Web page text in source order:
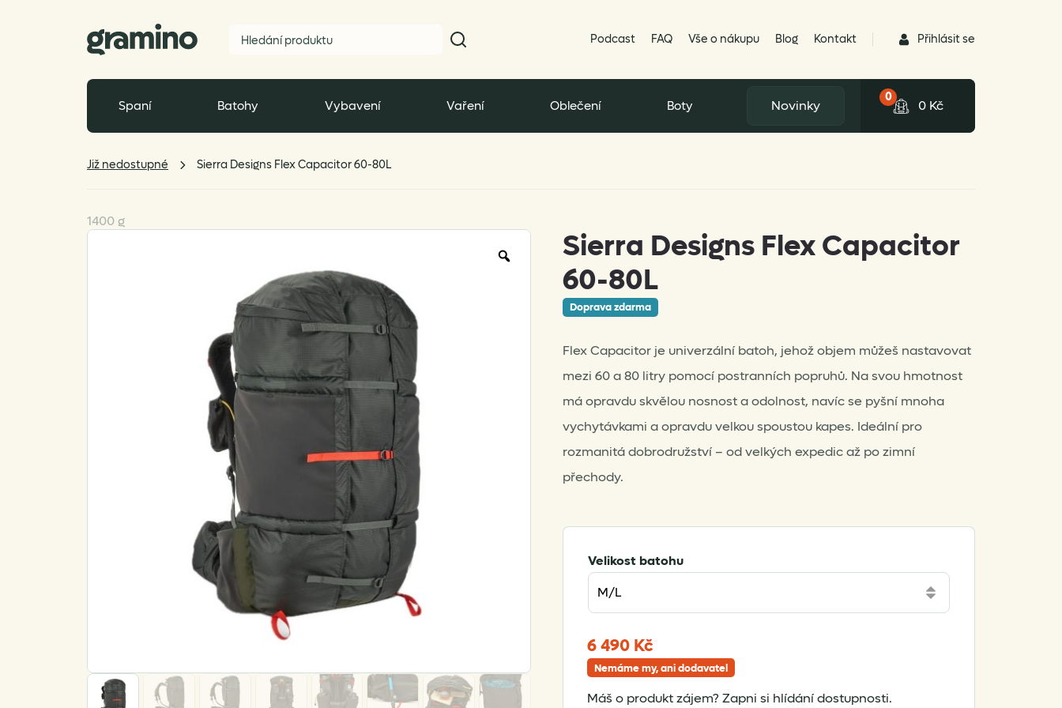
Podcast FAQ Vše o nákupu Blog Kontakt Přihlásit se
Spaní Batohy Vybavení Vaření Oblečení Boty Novinky
0
0 Kč
Již nedostupné Sierra Designs Flex Capacitor 60-80L
1400 g
Sierra Designs Flex Capacitor
60-80L
Doprava zdarma
Flex Capacitor je univerzální batoh, jehož objem můžeš nastavovat
mezi 60 a 80 litry pomocí postranních popruhů. Na svou hmotnost
má opravdu skvělou nosnost a odolnost, navíc se pyšní mnoha
vychytávkami a opravdu velkou spoustou kapes. Ideální pro
rozmanitá dobrodružství – od velkých expedic až po zimní
přechody.
Velikost batohu
6 490 Kč
Nemáme my, ani dodavatel
Máš o produkt zájem? Zapni si hlídání dostupnosti.